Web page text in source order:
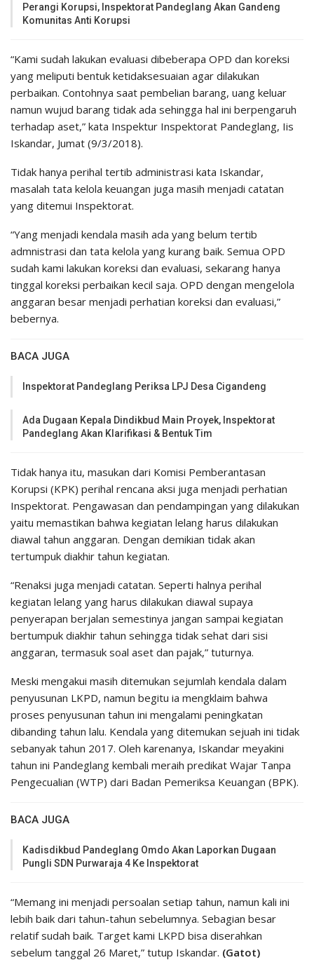
Perangi Korupsi, Inspektorat Pandeglang Akan Gandeng
Komunitas Anti Korupsi
“Kami sudah lakukan evaluasi dibeberapa OPD dan koreksi
yang meliputi bentuk ketidaksesuaian agar dilakukan
perbaikan. Contohnya saat pembelian barang, uang keluar
namun wujud barang tidak ada sehingga hal ini berpengaruh
terhadap aset,” kata Inspektur Inspektorat Pandeglang, Iis
Iskandar, Jumat (9/3/2018).
Tidak hanya perihal tertib administrasi kata Iskandar,
masalah tata kelola keuangan juga masih menjadi catatan
yang ditemui Inspektorat.
“Yang menjadi kendala masih ada yang belum tertib
admnistrasi dan tata kelola yang kurang baik. Semua OPD
sudah kami lakukan koreksi dan evaluasi, sekarang hanya
tinggal koreksi perbaikan kecil saja. OPD dengan mengelola
anggaran besar menjadi perhatian koreksi dan evaluasi,”
bebernya.
BACA JUGA
Inspektorat Pandeglang Periksa LPJ Desa Cigandeng
Ada Dugaan Kepala Dindikbud Main Proyek, Inspektorat
Pandeglang Akan Klarifikasi & Bentuk Tim
Tidak hanya itu, masukan dari Komisi Pemberantasan
Korupsi (KPK) perihal rencana aksi juga menjadi perhatian
Inspektorat. Pengawasan dan pendampingan yang dilakukan
yaitu memastikan bahwa kegiatan lelang harus dilakukan
diawal tahun anggaran. Dengan demikian tidak akan
tertumpuk diakhir tahun kegiatan.
“Renaksi juga menjadi catatan. Seperti halnya perihal
kegiatan lelang yang harus dilakukan diawal supaya
penyerapan berjalan semestinya jangan sampai kegiatan
bertumpuk diakhir tahun sehingga tidak sehat dari sisi
anggaran, termasuk soal aset dan pajak,” tuturnya.
Meski mengakui masih ditemukan sejumlah kendala dalam
penyusunan LKPD, namun begitu ia mengklaim bahwa
proses penyusunan tahun ini mengalami peningkatan
dibanding tahun lalu. Kendala yang ditemukan sejuah ini tidak
sebanyak tahun 2017. Oleh karenanya, Iskandar meyakini
tahun ini Pandeglang kembali meraih predikat Wajar Tanpa
Pengecualian (WTP) dari Badan Pemeriksa Keuangan (BPK).
BACA JUGA
Kadisdikbud Pandeglang Omdo Akan Laporkan Dugaan
Pungli SDN Purwaraja 4 Ke Inspektorat
“Memang ini menjadi persoalan setiap tahun, namun kali ini
lebih baik dari tahun-tahun sebelumnya. Sebagian besar
relatif sudah baik. Target kami LKPD bisa diserahkan
sebelum tanggal 26 Maret,” tutup Iskandar. (Gatot)